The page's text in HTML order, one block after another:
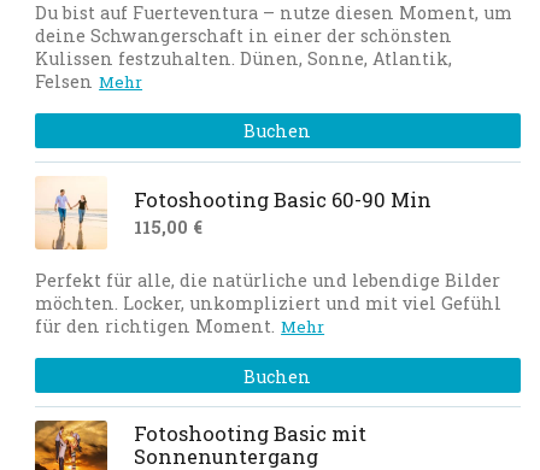
Buchen
Du bist auf Fuerteventura – nutze diesen Moment, um
deine Schwangerschaft in einer der schönsten
Kulissen festzuhalten. Dünen, Sonne, Atlantik,
Felsen Mehr
Fotoshooting Basic 60-90 Min
115,00 €
Buchen
Perfekt für alle, die natürliche und lebendige Bilder
möchten. Locker, unkompliziert und mit viel Gefühl
für den richtigen Moment. Mehr
Fotoshooting Basic mit
Sonnenuntergang